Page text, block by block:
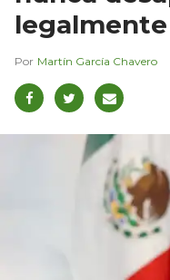
legalmente
Martín García Chavero